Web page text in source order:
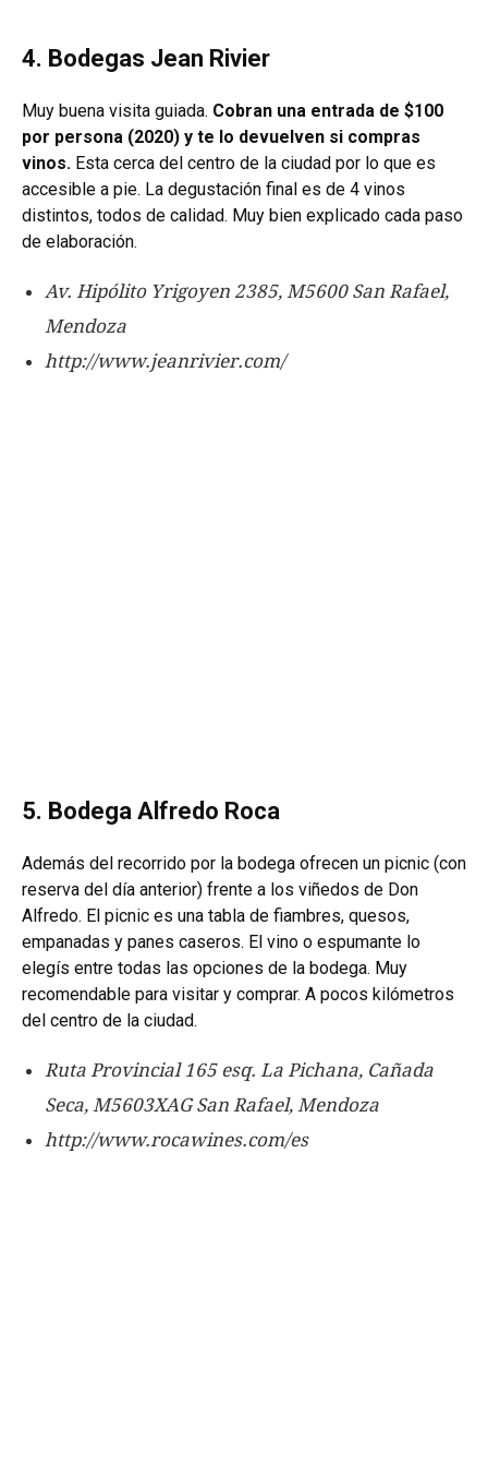
4. Bodegas Jean Rivier
Muy buena visita guiada. Cobran una entrada de $100
por persona (2020) y te lo devuelven si compras
vinos. Esta cerca del centro de la ciudad por lo que es
accesible a pie. La degustación final es de 4 vinos
distintos, todos de calidad. Muy bien explicado cada paso
de elaboración.
Av. Hipólito Yrigoyen 2385, M5600 San Rafael,
Mendoza
http://www.jeanrivier.com/
5. Bodega Alfredo Roca
Además del recorrido por la bodega ofrecen un picnic (con
reserva del día anterior) frente a los viñedos de Don
Alfredo. El picnic es una tabla de fiambres, quesos,
empanadas y panes caseros. El vino o espumante lo
elegís entre todas las opciones de la bodega. Muy
recomendable para visitar y comprar. A pocos kilómetros
del centro de la ciudad.
Ruta Provincial 165 esq. La Pichana, Cañada
Seca, M5603XAG San Rafael, Mendoza
http://www.rocawines.com/es